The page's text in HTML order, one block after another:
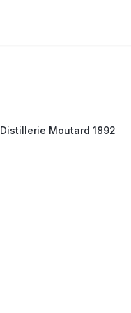
Distillerie Moutard 1892